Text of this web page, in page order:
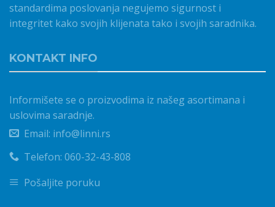
standardima poslovanja negujemo sigurnost i
integritet kako svojih klijenata tako i svojih saradnika.
KONTAKT INFO
Informišete se o proizvodima iz našeg asortimana i
uslovima saradnje.
Email: info@linni.rs
Telefon: 060-32-43-808
Pošaljite poruku